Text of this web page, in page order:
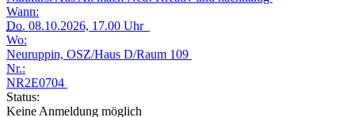
Wann:
Do. 08.10.2026, 17.00 Uhr
Wo:
Neuruppin, OSZ/Haus D/Raum 109
Nr.:
NR2E0704
Status:
Keine Anmeldung möglich